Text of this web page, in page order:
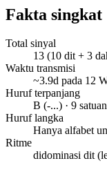
Fakta singkat
Total sinyal
13 (10 dit + 3
Waktu transmisi
~3.9d pada 12
Huruf terpanjang
B (-...) · 9 satuan
Huruf langka
Hanya alfabet
Ritme
didominasi dit